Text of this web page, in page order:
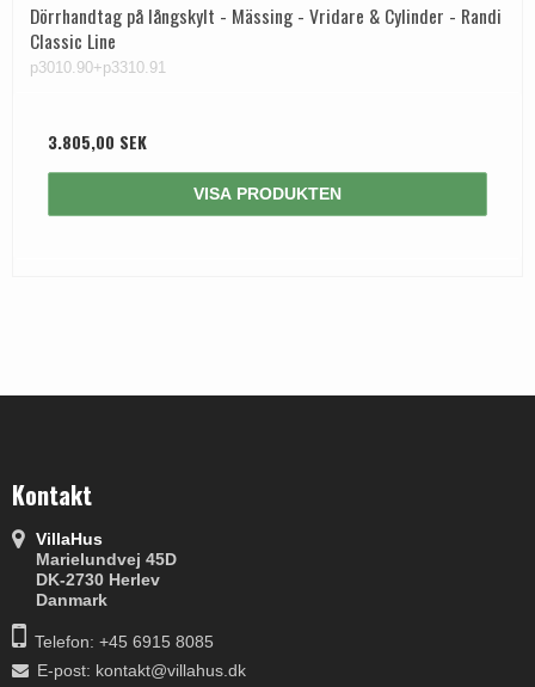
Dörrhandtag på långskylt - Mässing - Vridare & Cylinder - Randi
Classic Line
p3010.90+p3310.91
3.805,00 SEK
VISA PRODUKTEN
Kontakt
VillaHus
Marielundvej 45D
DK-2730 Herlev
Danmark
Telefon: +45 6915 8085
E-post: kontakt@villahus.dk